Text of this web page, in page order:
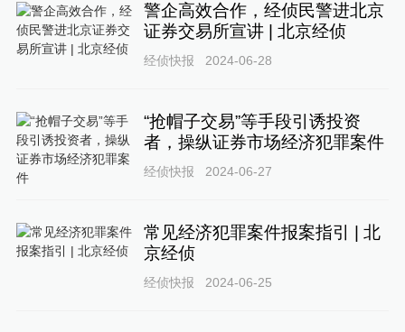
警企高效合作，经侦民警进北京
证券交易所宣讲 | 北京经侦
经侦快报 2024-06-28
“抢帽子交易”等手段引诱投资
者，操纵证券市场经济犯罪案件
经侦快报 2024-06-27
常见经济犯罪案件报案指引 | 北
京经侦
经侦快报 2024-06-25